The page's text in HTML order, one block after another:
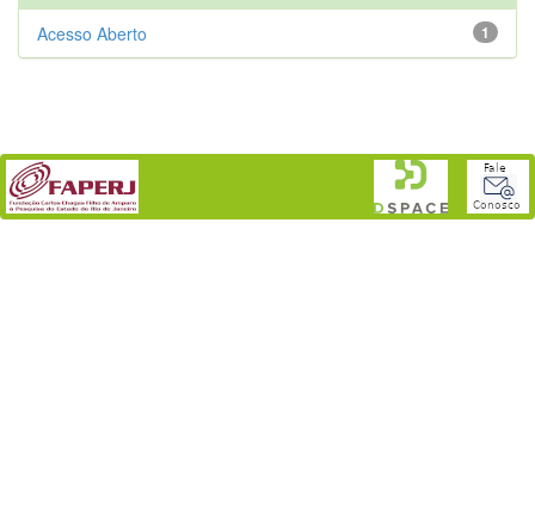
1
Acesso Aberto